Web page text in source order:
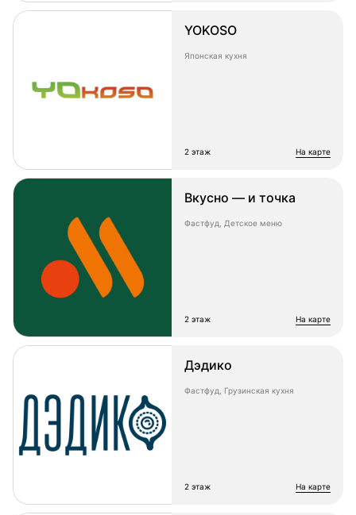
YOKOSO
Японская кухня
2 этаж на карте
Вкусно — и точка
Фастфуд, Детское меню
2 этаж на карте
Дэдико
Фастфуд, Грузинская кухня
2 этаж на карте